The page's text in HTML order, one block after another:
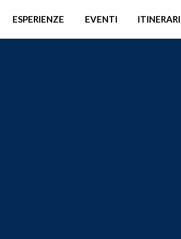
ESPERIENZE EVENTI ITINERARI